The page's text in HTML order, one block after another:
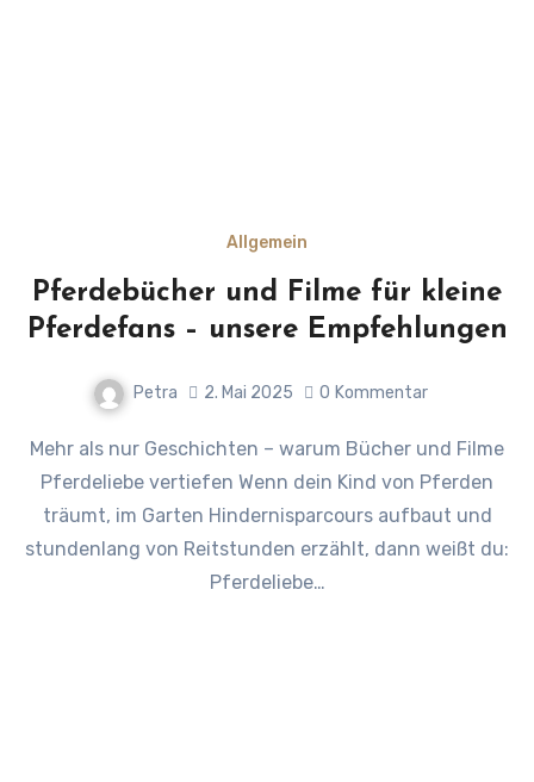
Allgemein
Pferdebücher und Filme für kleine
Pferdefans – unsere Empfehlungen
Petra 2. Mai 2025 0 Kommentar
Mehr als nur Geschichten – warum Bücher und Filme
Pferdeliebe vertiefen Wenn dein Kind von Pferden
träumt, im Garten Hindernisparcours aufbaut und
stundenlang von Reitstunden erzählt, dann weißt du:
Pferdeliebe…